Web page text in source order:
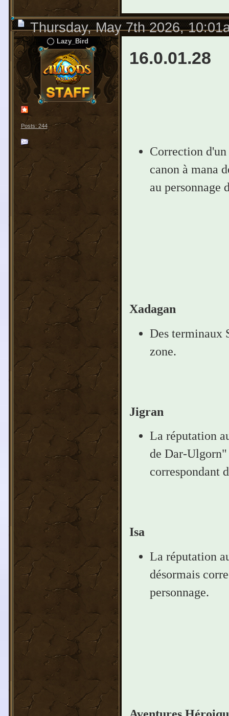
Thursday, May 7th 2026,
Lazy_Bird
Posts: 244
16.0.01.28
Correction
canon à mana
au personnage
Xadagan
Des terminaux
zone.
Jigran
La réputation
de Dar-Ulgorn"
correspondant
Isa
La réputation
désormais
personnage.